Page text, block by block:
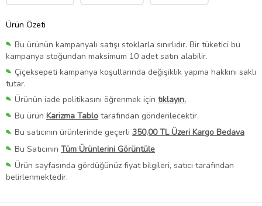
Ürün Özeti
Bu ürünün kampanyalı satışı stoklarla sınırlıdır. Bir tüketici bu
kampanya stoğundan maksimum 10 adet satın alabilir.
Çiçeksepeti kampanya koşullarında değişiklik yapma hakkını saklı
tutar.
Ürünün iade politikasını öğrenmek için tıklayın.
Bu ürün Karizma Tablo tarafından gönderilecektir.
Bu satıcının ürünlerinde geçerli 350,00 TL Üzeri Kargo Bedava
Bu Satıcının Tüm Ürünlerini Görüntüle
Ürün sayfasında gördüğünüz fiyat bilgileri, satıcı tarafından
belirlenmektedir.